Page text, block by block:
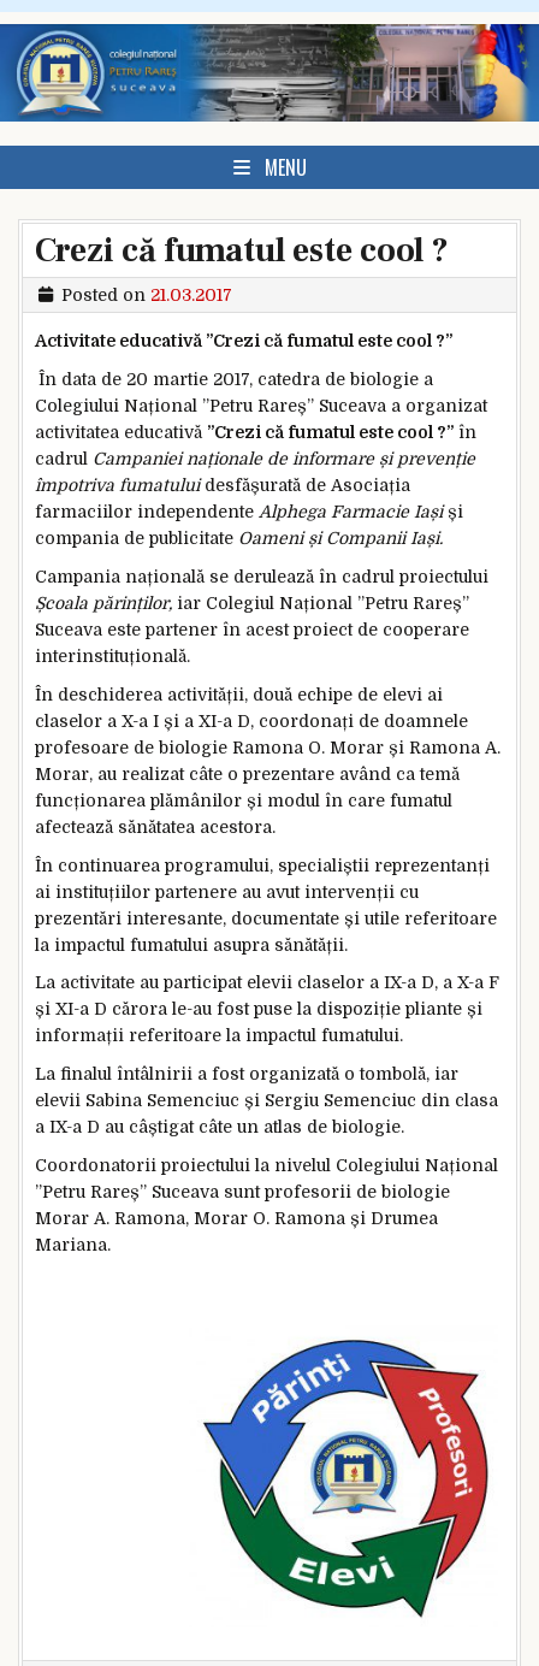
Skip to content
MENU
Crezi că fumatul este cool ?
Posted on 21.03.2017
Activitate educativă ”Crezi că fumatul este cool ?”
În data de 20 martie 2017, catedra de biologie a
Colegiului Național ”Petru Rareș” Suceava a organizat
activitatea educativă ”Crezi că fumatul este cool ?” în
cadrul Campaniei naționale de informare și prevenție
împotriva fumatuluidesfășurată de Asociația
farmaciilor independente Alphega Farmacie Iașiși
compania de publicitate Oameni și Companii Iași.
Campania națională se derulează în cadrul proiectului
Școala părinților, iar Colegiul Național ”Petru Rareș”
Suceava este partener în acest proiect de cooperare
interinstituțională.
În deschiderea activității, două echipe de elevi ai
claselor a X-a I și a XI-a D, coordonați de doamnele
profesoare de biologie Ramona O. Morar și Ramona A.
Morar, au realizat câte o prezentare având ca temă
funcționarea plămânilor și modul în care fumatul
afectează sănătatea acestora.
În continuarea programului, specialiștii reprezentanți
ai instituțiilor partenere au avut intervenții cu
prezentări interesante, documentate și utile referitoare
la impactul fumatului asupra sănătății.
La activitate au participat elevii claselor a IX-a D, a X-a F
și XI-a D cărora le-au fost puse la dispoziție pliante și
informații referitoare la impactul fumatului.
La finalul întâlnirii a fost organizată o tombolă, iar
elevii Sabina Semenciuc și Sergiu Semenciuc din clasa
a IX-a D au câștigat câte un atlas de biologie.
Coordonatorii proiectului la nivelul Colegiului Național
”Petru Rareș” Suceava sunt profesorii de biologie
Morar A. Ramona, Morar O. Ramona și Drumea
Mariana.